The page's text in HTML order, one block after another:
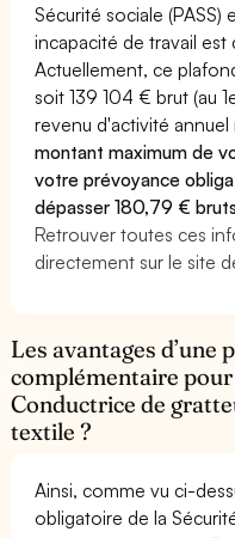
Sécurité sociale
incapacité de travail
Actuellement, ce
soit 139 104 € brut (au
revenu d'activité
montant maximum de
votre prévoyance
dépasser 180,79 €
Retrouver toutes ces
directement sur le site de
Les avantages d’une
complémentaire
Conductrice de
textile ?
Ainsi, comme vu ci-
obligatoire de la